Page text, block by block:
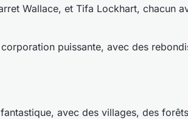
Wallace, et Tifa Lockhart, chacun
puissante, avec des
avec des villages, des